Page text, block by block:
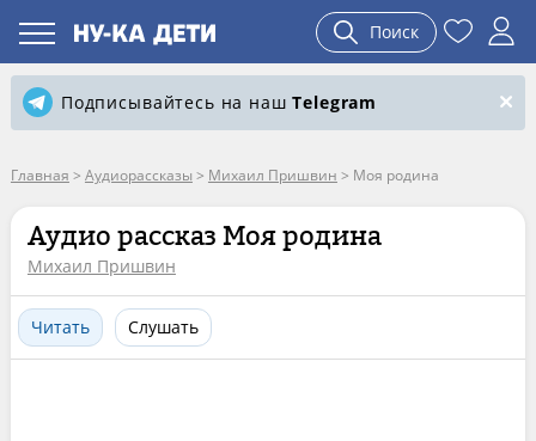
Поиск
Подписывайтесь на нашTelegram
Главная > Аудиорассказы > Михаил Пришвин > Моя родина
Аудио рассказ Моя родина
Михаил Пришвин
Читать Слушать